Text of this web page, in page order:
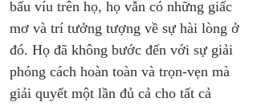
bấu víu trên họ, họ vẫn có những giấc
mơ và trí tưởng tượng về sự hài lòng ở
đó. Họ đã không bước đến với sự giải
phóng cách hoàn toàn và trọn-vẹn mà
giải quyết một lần đủ cả cho tất cả